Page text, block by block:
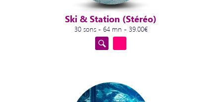
Ski & Station (Stéréo)
30 sons - 64 mn - 39.00€